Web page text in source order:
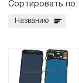
Сортировать по:
Названию